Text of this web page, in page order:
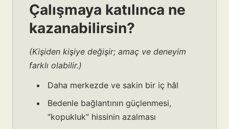
Çalışmaya katılınca ne
kazanabilirsin?
(Kişiden kişiye değişir; amaç ve deneyim
farklı olabilir.)
Daha merkezde ve sakin bir iç hâl
Bedenle bağlantının güçlenmesi,
“kopukluk” hissinin azalması